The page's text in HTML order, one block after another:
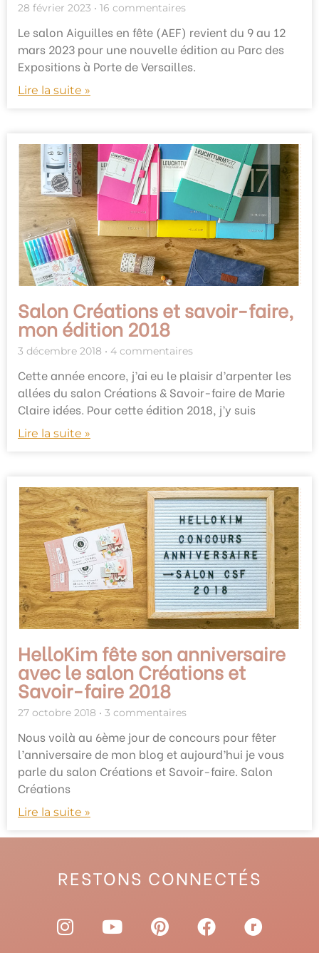
28 février 2023 16 commentaires
Le salon Aiguilles en fête (AEF) revient du 9 au 12
mars 2023 pour une nouvelle édition au Parc des
Expositions à Porte de Versailles.
Lire la suite »
Salon Créations et savoir-faire,
mon édition 2018
3 décembre 2018 4 commentaires
Cette année encore, j’ai eu le plaisir d’arpenter les
allées du salon Créations & Savoir-faire de Marie
Claire idées. Pour cette édition 2018, j’y suis
Lire la suite »
HelloKim fête son anniversaire
avec le salon Créations et
Savoir-faire 2018
27 octobre 2018 3 commentaires
Nous voilà au 6ème jour de concours pour fêter
l’anniversaire de mon blog et aujourd’hui je vous
parle du salon Créations et Savoir-faire. Salon
Créations
Lire la suite »
RESTONS CONNECTÉS
I
n
Y
o
P
i
F
a
R
a